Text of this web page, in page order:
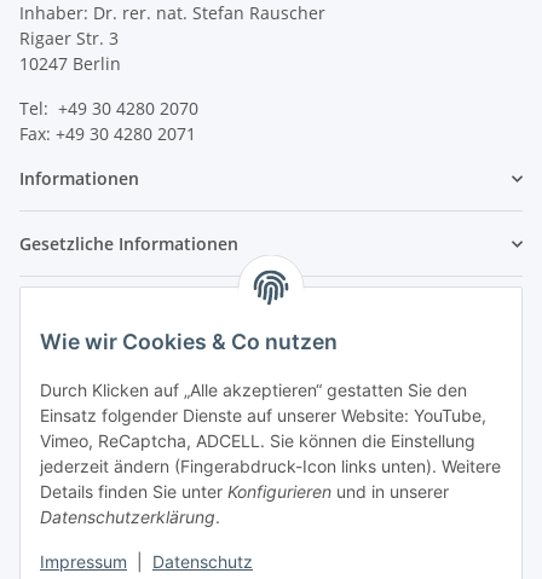
Wie wir Cookies & Co nutzen
Durch Klicken auf „Alle akzeptieren“ gestatten Sie den
Einsatz folgender Dienste auf unserer Website: YouTube,
Vimeo, ReCaptcha, ADCELL. Sie können die Einstellung
jederzeit ändern (Fingerabdruck-Icon links unten). Weitere
Details finden Sie unter Konfigurieren und in unserer
Datenschutzerklärung.
Impressum Datenschutz
Inhaber: Dr. rer. nat. Stefan Rauscher
Rigaer Str. 3
10247 Berlin
Tel: +49 30 4280 2070
Fax: +49 30 4280 2071
Informationen
Gesetzliche Informationen